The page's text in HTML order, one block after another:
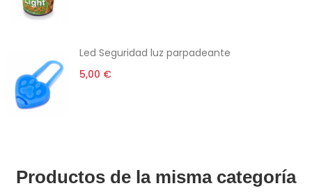
Led Seguridad luz parpadeante
5,00 €
Productos de la misma categoría